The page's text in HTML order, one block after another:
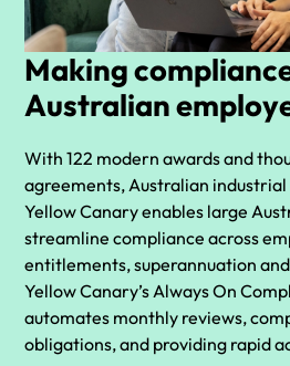
Making
Australian
With 122 modern awards and
agreements, Australian
Yellow Canary enables large
streamline compliance across
entitlements, superannuation
Yellow Canary’s Always On
automates monthly reviews,
obligations, and providing rapid